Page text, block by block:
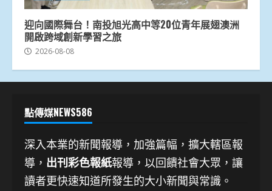
迎向國際舞台！南投旭光高中等20位青年展翅澳洲
開啟跨域創新學習之旅
2026-08-08
點傳媒NEWS586
深入本業的新聞報導，加強篇幅，擴大轄區報
導， 出刊彩色報紙報導，以回饋社會大眾，讓
讀者更快速知道所發生的大小新聞與常識。